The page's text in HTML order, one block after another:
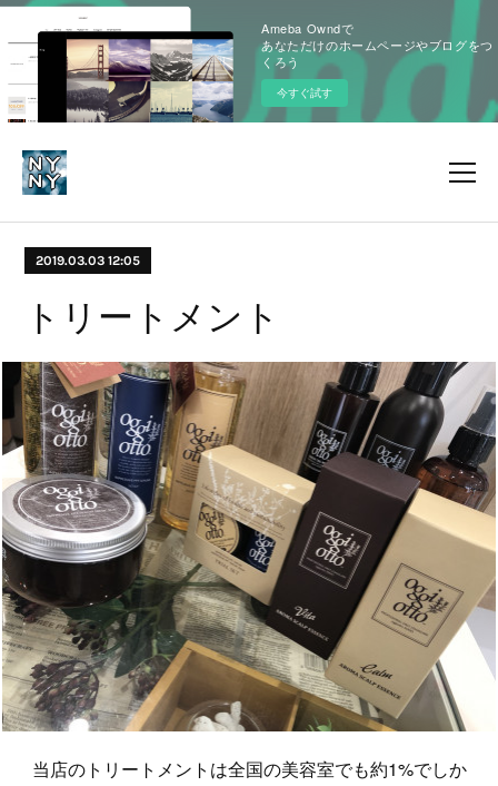
Ameba Owndで
あなただけのホームページやブログをつ
くろう
今すぐ試す
2019.03.03 12:05
トリートメント
当店のトリートメントは全国の美容室でも約1%でしか